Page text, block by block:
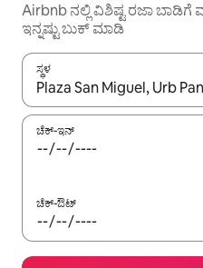
Airbnb ನಲ್ಲಿ ವಿಶಿಷ್ಟ ರಜಾ ಬಾಡಿಗೆ
ಇನ್ನಷ್ಟು ಬುಕ್ ಮಾಡಿ
ಸ್ಥಳ
ಫಲಿತಾಂಶಗಳು ಲಭ್ಯವಿರುವಾಗ,
ಚೆಕ್-ಇನ್
ಚೆಕ್-ಔಟ್